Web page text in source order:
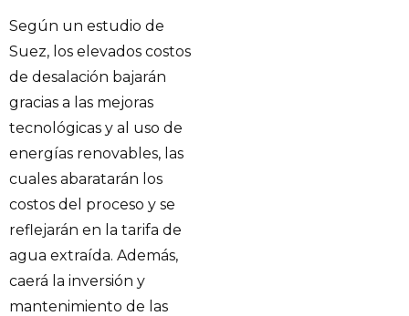
Según un estudio de
Suez, los elevados costos
de desalación bajarán
gracias a las mejoras
tecnológicas y al uso de
energías renovables, las
cuales abaratarán los
costos del proceso y se
reflejarán en la tarifa de
agua extraída. Además,
caerá la inversión y
mantenimiento de las